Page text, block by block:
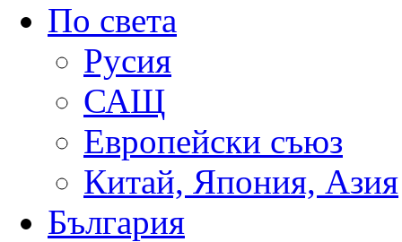
По света
Русия
САЩ
Европейски съюз
Китай, Япония, Азия
България